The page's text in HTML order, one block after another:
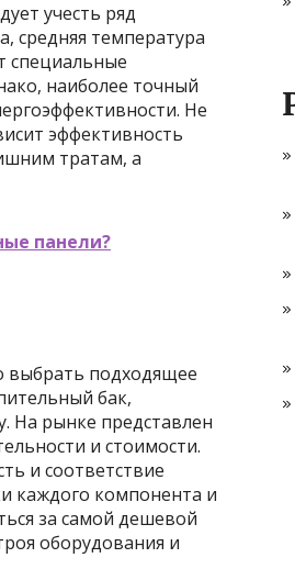
учесть ряд
средняя температура
специальные
наиболее точный
Не
эффективность
тратам, а
панели?
выбрать подходящее
бак,
На рынке представлен
и стоимости.
и соответствие
каждого компонента и
за самой дешевой
оборудования и